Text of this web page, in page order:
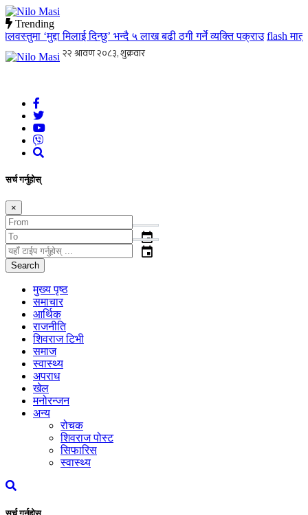
Trending
‘मुद्दा मिलाई दिन्छु’ भन्दै ५ लाख बढी ठगी गर्ने व्यक्ति पक्राउ flashमातृ
सर्च गर्नुहोस्
×
event
event
Search
मुख्य पृष्ठ
समाचार
आर्थिक
राजनीति
शिवराज टिभी
समाज
स्वास्थ्य
अपराध
खेल
मनोरन्जन
अन्य
रोचक
शिवराज पोस्ट
सिफारिस
स्वास्थ्य